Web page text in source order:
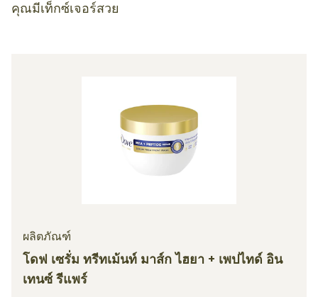
คุณมีเท็กซ์เจอร์สวย
ผลิตภัณฑ์
โดฟ เซรั่ม ทรีทเม้นท์ มาส์ก ไฮยา + เพปไทด์ อิน
เทนซ์ รีแพร์